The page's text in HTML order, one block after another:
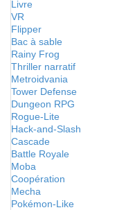
Livre
VR
Flipper
Bac à sable
Rainy Frog
Thriller narratif
Metroidvania
Tower Defense
Dungeon RPG
Rogue-Lite
Hack-and-Slash
Cascade
Battle Royale
Moba
Coopération
Mecha
Pokémon-Like